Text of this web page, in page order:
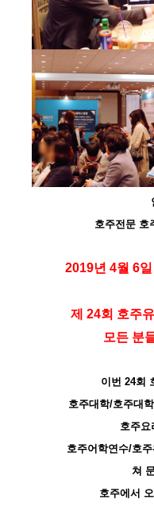
호주전문 호
2019년 4월 6
제 24회 호주
모든 분
이번 24회
호주대학/호주대
호주요
호주어학연수/호
쳐
호주에서